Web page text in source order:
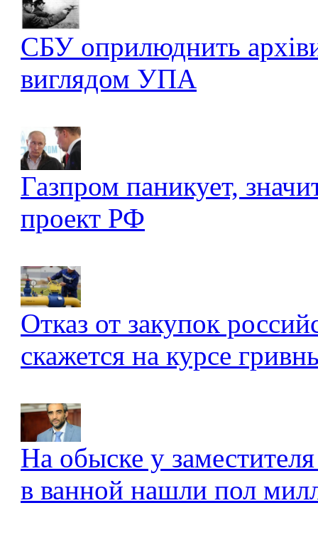
СБУ оприлюднить
виглядом УПА
Газпром паникует,
проект РФ
Отказ от закупок
скажется на курсе
На обыске у
в ванной нашли пол